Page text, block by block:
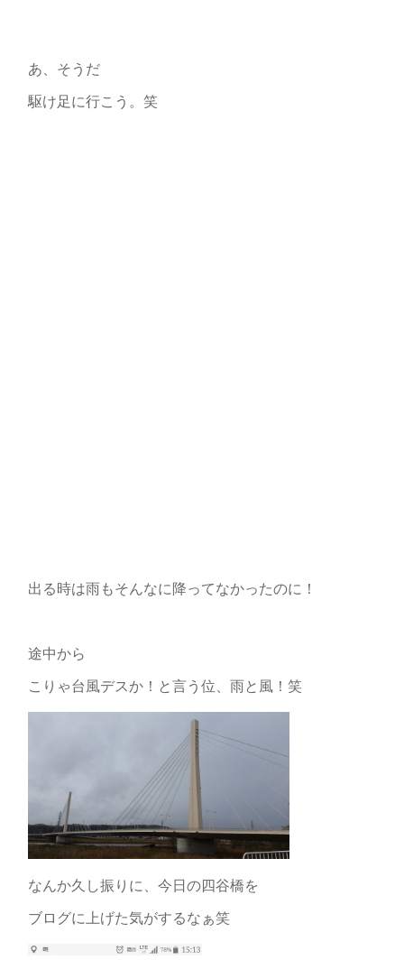
あ、そうだ
駆け足に行こう。笑
出る時は雨もそんなに降ってなかったのに！
途中から
こりゃ台風デスか！と言う位、雨と風！笑
なんか久し振りに、今日の四谷橋を
ブログに上げた気がするなぁ笑